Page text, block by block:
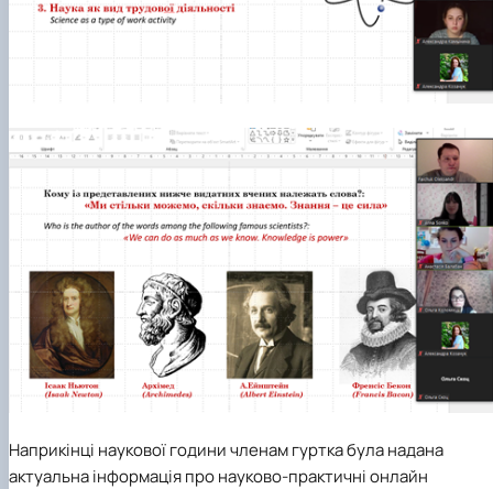
Наприкінці наукової години членам гуртка була надана
актуальна інформація про науково-практичні онлайн